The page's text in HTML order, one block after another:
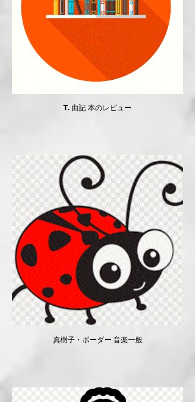
T. 由記 本のレビュー
真樹子・ボーダー ​音楽一般